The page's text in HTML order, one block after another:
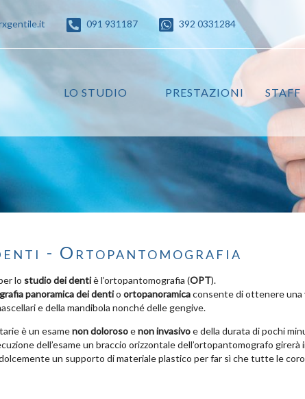
091 931187 392 0331284
LO STUDIO PRESTAZIONI STAFF
- Ortopantomografia
lo studio dei dentiè l’ortopantomografia (OPT).
panoramica dei dentio ortopanoramicaconsente di ottenere una
e della mandibola nonché delle gengive.
è un esamenon dolorosoenon invasivoe della durata di pochi
dell’esame un braccio orizzontale dell’ortopantomografo
un supporto di materiale plastico per far sì che tutte le